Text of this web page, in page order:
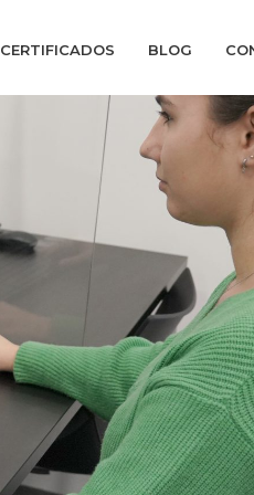
CERTIFICADOS BLOG